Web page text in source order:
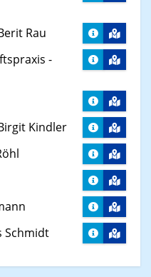
Rau
-
Kindler
Schmidt